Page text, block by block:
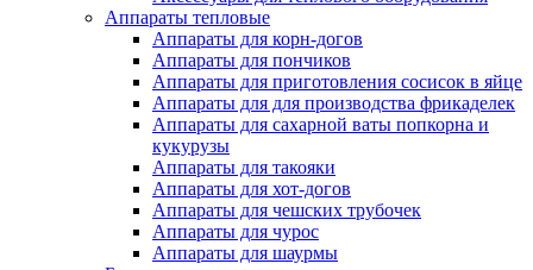
Аппараты тепловые
Аппараты для корн-догов
Аппараты для пончиков
Аппараты для приготовления сосисок в яйце
Аппараты для для производства фрикаделек
Аппараты для сахарной ваты попкорна и
кукурузы
Аппараты для такояки
Аппараты для хот-догов
Аппараты для чешских трубочек
Аппараты для чурос
Аппараты для шаурмы